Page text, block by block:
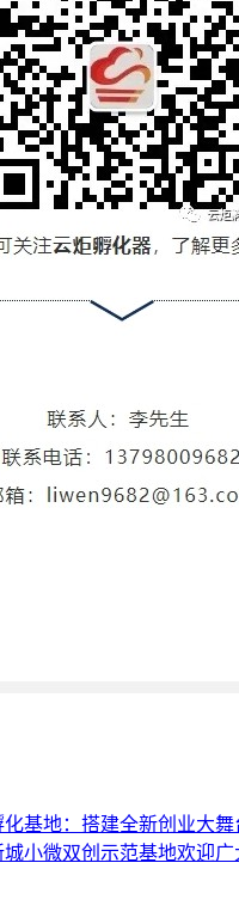
化基地：搭建全新创业大舞
城小微双创示范基地欢迎